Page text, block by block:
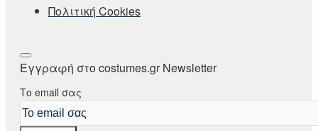
Πολιτική Cookies
Εγγραφή στο costumes.gr Newsletter
Το email σας